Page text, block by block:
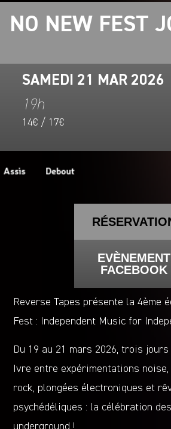
NO NEW FEST
SAMEDI 21 MAR 2026
19h
14€ / 17€
EVÈNEMENT
FACEBOOK
Reverse Tapes présente la 4ème
Fest : Independent Music for
Du 19 au 21 mars 2026, trois
Ivre entre expérimentations
rock, plongées électroniques et
psychédéliques : la célébration
underground !